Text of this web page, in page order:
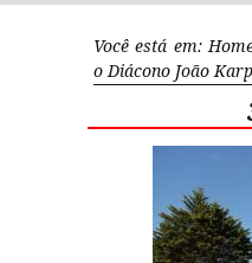
Você está em:
o Diácono João